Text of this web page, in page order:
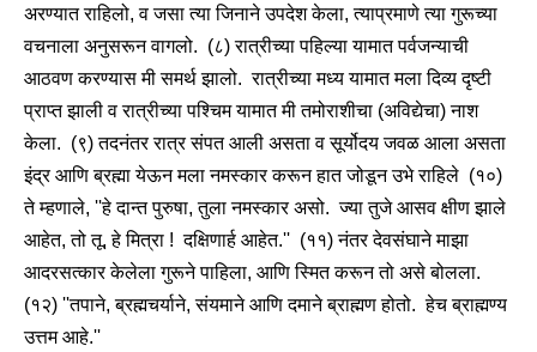
अरण्यात राहिलो, व जसा त्या जिनाने उपदेश केला, त्याप्रमाणे त्या गुरूच्या
वचनाला अनुसरून वागलो. (८) रात्रीच्या पहिल्या यामात पर्वजन्याची
आठवण करण्यास मी समर्थ झालो. रात्रीच्या मध्य यामात मला दिव्य दृष्टी
प्राप्त झाली व रात्रीच्या पश्चिम यामात मी तमोराशीचा (अविद्येचा) नाश
केला. (९) तदनंतर रात्र संपत आली असता व सूर्योदय जवळ आला असता
इंद्र आणि ब्रह्मा येऊन मला नमस्कार करून हात जोडून उभे राहिले (१०)
ते म्हणाले, ''हे दान्त पुरुषा, तुला नमस्कार असो. ज्या तुजे आसव क्षीण झाले
आहेत, तो तू, हे मित्रा ! दक्षिणार्ह आहेत.'' (११) नंतर देवसंघाने माझा
आदरसत्कार केलेला गुरूने पाहिला, आणि स्मित करून तो असे बोलला.
(१२) ''तपाने, ब्रह्मचर्याने, संयमाने आणि दमाने ब्राह्मण होतो. हेच ब्राह्मण्य
उत्तम आहे.''